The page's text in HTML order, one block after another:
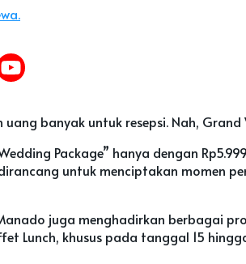
banyak untuk resepsi. Nah,
Package” hanya dengan
untuk menciptakan momen
juga menghadirkan berbagai
Lunch, khusus pada tanggal 15